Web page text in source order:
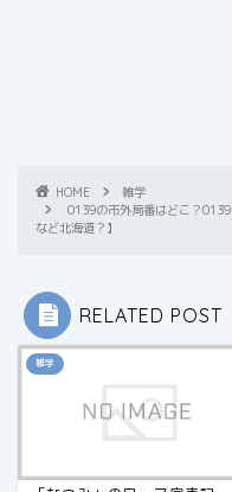
HOME
雑学
0139の市外局番はどこ？
など北海道？】
RELATED POST
雑学